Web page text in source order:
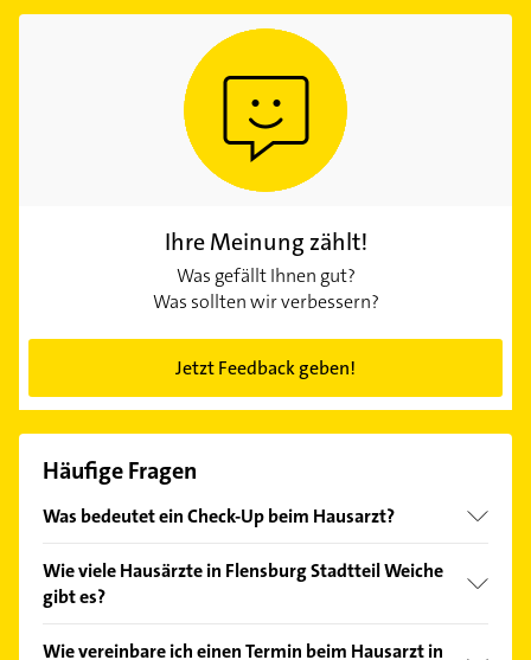
Ihre Meinung zählt!
Was gefällt Ihnen gut?
Was sollten wir verbessern?
Jetzt Feedback geben!
Häufige Fragen
Was bedeutet ein Check-Up beim Hausarzt?
Jahre Anspruch auf eine Vorsorgeuntersuchung. Der
Hausarzt in Flensburg Stadtteil Weiche führt dabei
Wie viele Hausärzte in Flensburg Stadtteil Weiche
gibt es?
Wie vereinbare ich einen Termin beim Hausarzt in